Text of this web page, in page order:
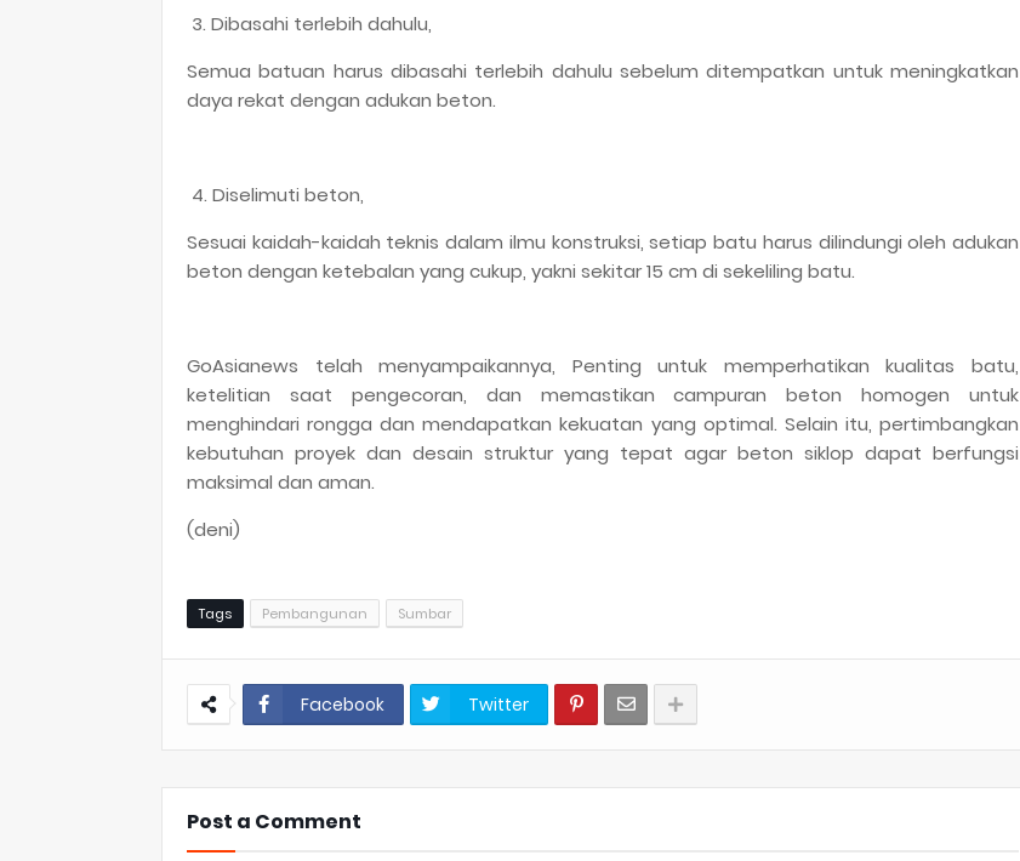
3. Dibasahi terlebih dahulu,
Semua batuan harus dibasahi terlebih dahulu sebelum ditempatkan untuk meningkatkan
daya rekat dengan adukan beton.
4. Diselimuti beton,
Sesuai kaidah-kaidah teknis dalam ilmu konstruksi, setiap batu harus dilindungi oleh adukan
beton dengan ketebalan yang cukup, yakni sekitar 15 cm di sekeliling batu.
GoAsianews telah menyampaikannya, Penting untuk memperhatikan kualitas batu,
ketelitian saat pengecoran, dan memastikan campuran beton homogen untuk
menghindari rongga dan mendapatkan kekuatan yang optimal. Selain itu, pertimbangkan
kebutuhan proyek dan desain struktur yang tepat agar beton siklop dapat berfungsi
maksimal dan aman.
(deni)
Tags Pembangunan Sumbar
Facebook Twitter
Post a Comment